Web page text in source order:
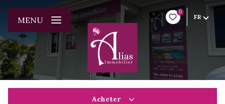
0
FR
MENU
Acheter